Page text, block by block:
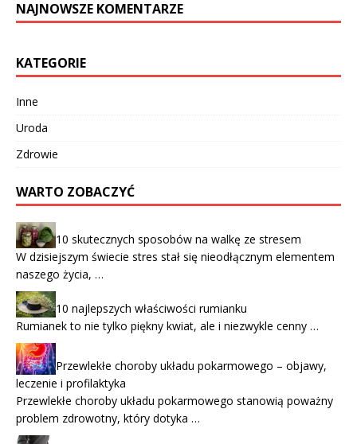
NAJNOWSZE KOMENTARZE
KATEGORIE
Inne
Uroda
Zdrowie
WARTO ZOBACZYĆ
10 skutecznych sposobów na walkę ze stresem
W dzisiejszym świecie stres stał się nieodłącznym elementem
naszego życia, …
10 najlepszych właściwości rumianku
Rumianek to nie tylko piękny kwiat, ale i niezwykle cenny …
Przewlekłe choroby układu pokarmowego – objawy,
leczenie i profilaktyka
Przewlekłe choroby układu pokarmowego stanowią poważny
problem zdrowotny, który dotyka …